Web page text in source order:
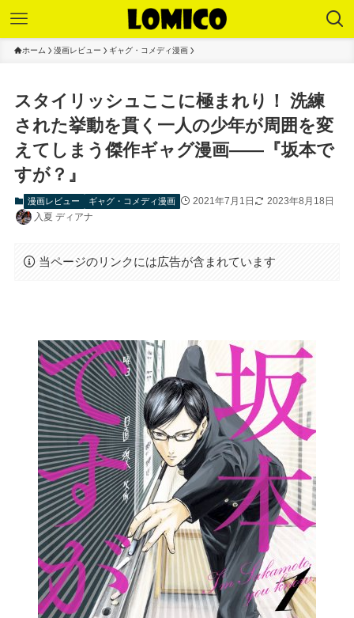
ホーム 漫画レビュー ギャグ・コメディ漫画
スタイリッシュここに極まれり！ 洗練
された挙動を貫く一人の少年が周囲を変
えてしまう傑作ギャグ漫画——『坂本で
すが？』
漫画レビュー ギャグ・コメディ漫画 2021年7月1日
2023年8月18日
入夏 ディアナ
当ページのリンクには広告が含まれています